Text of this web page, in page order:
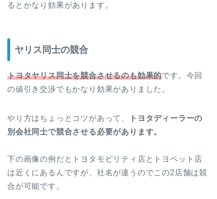
るとかなり効果があります。
ヤリス同士の競合
トヨタヤリス同士を競合させるのも効果的です。今回
の値引き交渉でもかなり効果がありました。
やり方はちょっとコツがあって、
トヨタディーラーの
別会社同士で競合させる必要があります。
下の画像の例だとトヨタモビリティ店とトヨペット店
は近くにあるんですが、社名が違うのでこの2店舗は競
合が可能です。